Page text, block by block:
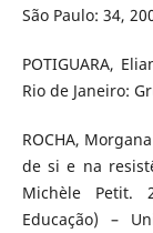
São Paulo: 34,
POTIGUARA,
Rio de Janeiro:
ROCHA,
de si e na
Michèle Petit.
Educação) –